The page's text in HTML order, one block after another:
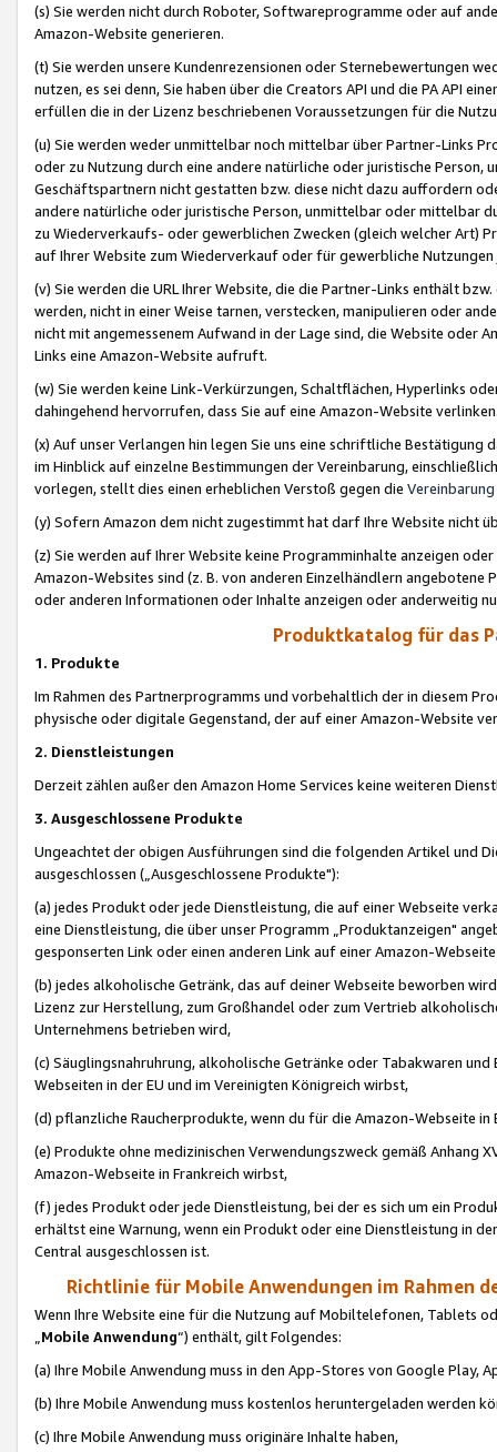
(s) Sie werden nicht durch Roboter, Softwareprogramme oder auf
Amazon-Website generieren.
(t) Sie werden unsere Kundenrezensionen oder Sternebewertungen
nutzen, es sei denn, Sie haben über die Creators API und die PA API
erfüllen die in der Lizenz beschriebenen Voraussetzungen für die
(u) Sie werden weder unmittelbar noch mittelbar über Partner-Links
oder zu Nutzung durch eine andere natürliche oder juristische
Geschäftspartnern nicht gestatten bzw. diese nicht dazu auffordern
andere natürliche oder juristische Person, unmittelbar oder mittelbar
zu Wiederverkaufs- oder gewerblichen Zwecken (gleich welcher Art)
auf Ihrer Website zum Wiederverkauf oder für gewerbliche
(v) Sie werden die URL Ihrer Website, die die Partner-Links enthält
werden, nicht in einer Weise tarnen, verstecken, manipulieren oder
nicht mit angemessenem Aufwand in der Lage sind, die Website oder
Links eine Amazon-Website aufruft.
(w) Sie werden keine Link-Verkürzungen, Schaltflächen, Hyperlinks
dahingehend hervorrufen, dass Sie auf eine Amazon-Website
(x) Auf unser Verlangen hin legen Sie uns eine schriftliche
im Hinblick auf einzelne Bestimmungen der Vereinbarung,
vorlegen, stellt dies einen erheblichen Verstoß gegen die Vereinbarung
(y) Sofern Amazon dem nicht zugestimmt hat darf Ihre Website nicht
(z) Sie werden auf Ihrer Website keine Programminhalte anzeigen
Amazon-Websites sind (z. B. von anderen Einzelhändlern
oder anderen Informationen oder Inhalte anzeigen oder anderweitig
Produktkatalog für das
1. Produkte
Im Rahmen des Partnerprogramms und vorbehaltlich der in diesem
physische oder digitale Gegenstand, der auf einer Amazon-Website
2. Dienstleistungen
Derzeit zählen außer den Amazon Home Services keine weiteren
3. Ausgeschlossene Produkte
Ungeachtet der obigen Ausführungen sind die folgenden Artikel und
ausgeschlossen („Ausgeschlossene Produkte"):
(a) jedes Produkt oder jede Dienstleistung, die auf einer Webseite
eine Dienstleistung, die über unser Programm „Produktanzeigen"
gesponserten Link oder einen anderen Link auf einer Amazon-
(b) jedes alkoholische Getränk, das auf deiner Webseite beworben
Lizenz zur Herstellung, zum Großhandel oder zum Vertrieb
Unternehmens betrieben wird,
(c) Säuglingsnahruhrung, alkoholische Getränke oder Tabakwaren
Webseiten in der EU und im Vereinigten Königreich wirbst,
(d) pflanzliche Raucherprodukte, wenn du für die Amazon-Webseite in
(e) Produkte ohne medizinischen Verwendungszweck gemäß Anhang
Amazon-Webseite in Frankreich wirbst,
(f) jedes Produkt oder jede Dienstleistung, bei der es sich um ein
erhältst eine Warnung, wenn ein Produkt oder eine Dienstleistung in
Central ausgeschlossen ist.
Richtlinie für Mobile Anwendungen im Rahmen
Wenn Ihre Website eine für die Nutzung auf Mobiltelefonen, Tablets
„Mobile Anwendung“) enthält, gilt Folgendes:
(a) Ihre Mobile Anwendung muss in den App-Stores von Google Play,
(b) Ihre Mobile Anwendung muss kostenlos heruntergeladen werden
(c) Ihre Mobile Anwendung muss originäre Inhalte haben,